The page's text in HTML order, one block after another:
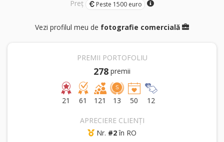
Preț Peste 1500 euro
Vezi profilul meu de fotografie comercială
PREMII PORTOFOLIU
278 premii
21 61 121 13 50 12
APRECIERE CLIENȚI
Nr. #2în RO